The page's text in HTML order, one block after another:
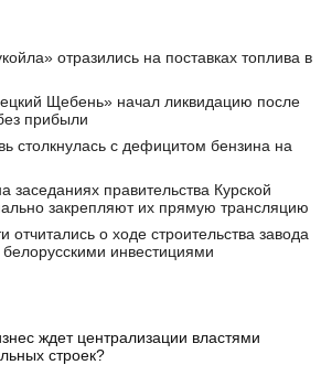
отразились на поставках топлива в
Щебень» начал ликвидацию после
прибыли
столкнулась с дефицитом бензина на
заседаниях правительства Курской
закрепляют их прямую трансляцию
отчитались о ходе строительства завода
инвестициями
ждет централизации властями
строек?